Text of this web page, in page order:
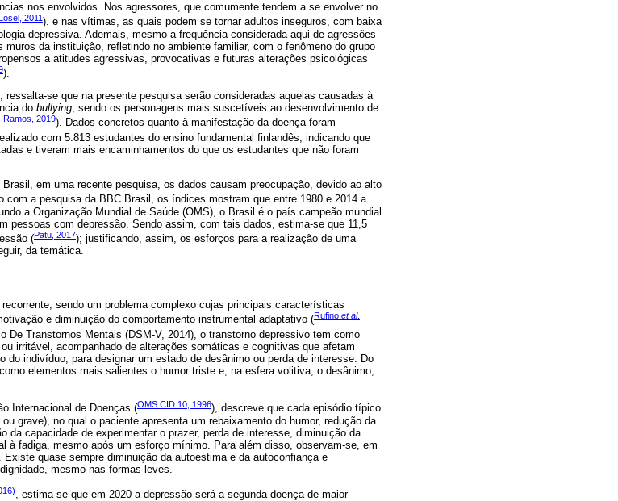
nos envolvidos. Nos agressores, que comumente tendem a se envolver no
2011 ). e nas vítimas, as quais podem se tornar adultos inseguros, com baixa
depressiva. Ademais, mesmo a frequência considerada aqui de agressões
da instituição, refletindo no ambiente familiar, com o fenômeno do grupo
a atitudes agressivas, provocativas e futuras alterações psicológicas
).
, ressalta-se que na presente pesquisa serão consideradas aquelas causadas à
do bullying, sendo os personagens mais suscetíveis ao desenvolvimento de
Ramos, 2019). Dados concretos quanto à manifestação da doença foram
com 5.813 estudantes do ensino fundamental finlandês, indicando que
e tiveram mais encaminhamentos do que os estudantes que não foram
Brasil, em uma recente pesquisa, os dados causam preocupação, devido ao alto
com a pesquisa da BBC Brasil, os índices mostram que entre 1980 e 2014 a
a Organização Mundial de Saúde (OMS), o Brasil é o país campeão mundial
pessoas com depressão. Sendo assim, com tais dados, estima-se que 11,5
(Patu, 2017); justificando, assim, os esforços para a realização de uma
da temática.
sendo um problema complexo cujas principais características
e diminuição do comportamento instrumental adaptativo (Rufino et al.,
De Transtornos Mentais (DSM-V, 2014), o transtorno depressivo tem como
irritável, acompanhado de alterações somáticas e cognitivas que afetam
do indivíduo, para designar um estado de desânimo ou perda de interesse. Do
elementos mais salientes o humor triste e, na esfera volitiva, o desânimo,
Internacional de Doenças (OMS CID 10, 1996), descreve que cada episódio típico
grave), no qual o paciente apresenta um rebaixamento do humor, redução da
da capacidade de experimentar o prazer, perda de interesse, diminuição da
à fadiga, mesmo após um esforço mínimo. Para além disso, observam-se, em
quase sempre diminuição da autoestima e da autoconfiança e
mesmo nas formas leves.
, estima-se que em 2020 a depressão será a segunda doença de maior